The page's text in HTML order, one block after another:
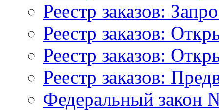
Реестр заказов:
Реестр заказов:
Реестр заказов:
Реестр заказов:
Федеральный закон